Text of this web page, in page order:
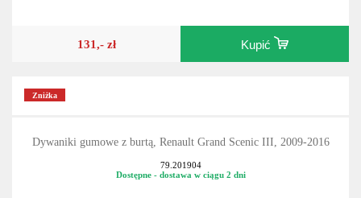
131,- zł Kupić
Zniżka
Dywaniki gumowe z burtą, Renault Grand Scenic III, 2009-2016
79.201904
Dostępne - dostawa w ciągu 2 dni